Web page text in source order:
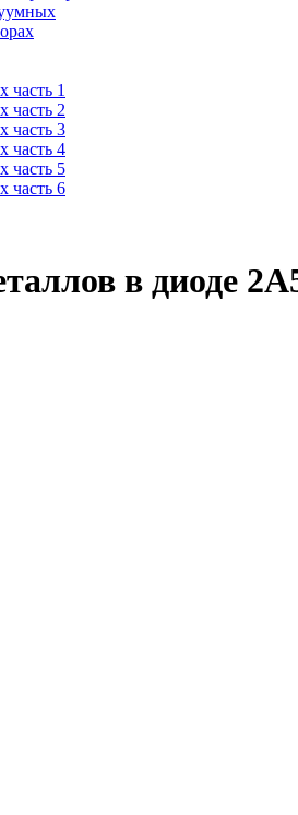
часть 1
часть 2
часть 3
часть 4
часть 5
часть 6
в диоде